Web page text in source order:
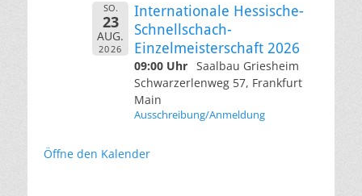
SO.
23
AUG.
2026
Internationale Hessische-
Schnellschach-
Einzelmeisterschaft 2026
09:00 Uhr Saalbau Griesheim
Schwarzerlenweg 57, Frankfurt
Main
Ausschreibung/Anmeldung
Öffne den Kalender